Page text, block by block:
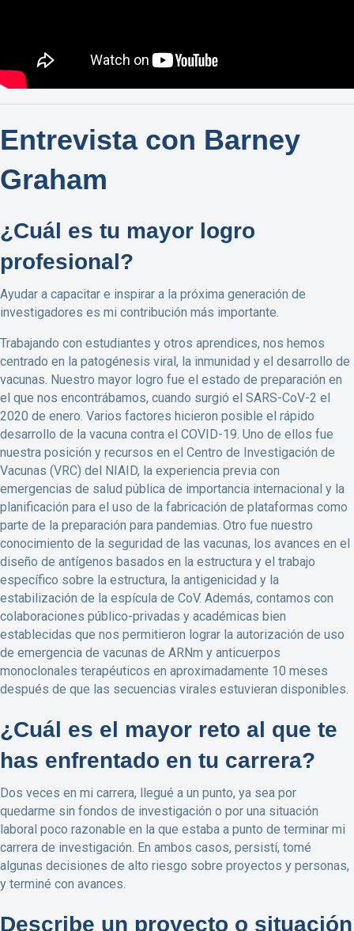
Entrevista con Barney
Graham
¿Cuál es tu mayor logro
profesional?
Ayudar a capacitar e inspirar a la próxima generación de
investigadores es mi contribución más importante.
Trabajando con estudiantes y otros aprendices, nos hemos
centrado en la patogénesis viral, la inmunidad y el desarrollo de
vacunas. Nuestro mayor logro fue el estado de preparación en
el que nos encontrábamos, cuando surgió el SARS-CoV-2 el
2020 de enero. Varios factores hicieron posible el rápido
desarrollo de la vacuna contra el COVID-19. Uno de ellos fue
nuestra posición y recursos en el Centro de Investigación de
Vacunas (VRC) del NIAID, la experiencia previa con
emergencias de salud pública de importancia internacional y la
planificación para el uso de la fabricación de plataformas como
parte de la preparación para pandemias. Otro fue nuestro
conocimiento de la seguridad de las vacunas, los avances en el
diseño de antígenos basados en la estructura y el trabajo
específico sobre la estructura, la antigenicidad y la
estabilización de la espícula de CoV. Además, contamos con
colaboraciones público-privadas y académicas bien
establecidas que nos permitieron lograr la autorización de uso
de emergencia de vacunas de ARNm y anticuerpos
monoclonales terapéuticos en aproximadamente 10 meses
después de que las secuencias virales estuvieran disponibles.
¿Cuál es el mayor reto al que te
has enfrentado en tu carrera?
Dos veces en mi carrera, llegué a un punto, ya sea por
quedarme sin fondos de investigación o por una situación
laboral poco razonable en la que estaba a punto de terminar mi
carrera de investigación. En ambos casos, persistí, tomé
algunas decisiones de alto riesgo sobre proyectos y personas,
y terminé con avances.
Describe un proyecto o situación